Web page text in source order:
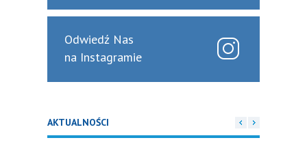
Odwiedź Nas
na Instagramie
AKTUALNOŚCI